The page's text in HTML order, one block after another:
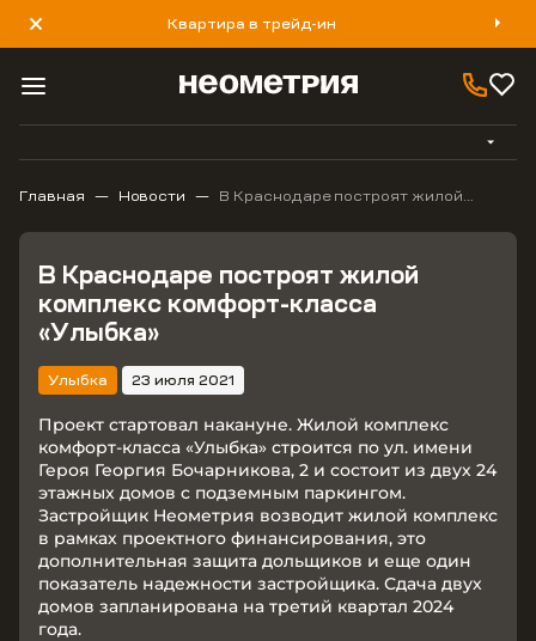
Квартира в трейд-ин
8 800 777 40 93
Главная Новости В Краснодаре построят жилой
Улыбка 23 июля 2021
В Краснодаре построят жилой
комплекс комфорт-класса
«Улыбка»
Проект стартовал накануне. Жилой комплекс
комфорт-класса «Улыбка» строится по ул. имени
Героя Георгия Бочарникова, 2 и состоит из двух 24
этажных домов с подземным паркингом.
Застройщик Неометрия возводит жилой комплекс
в рамках проектного финансирования, это
дополнительная защита дольщиков и еще один
показатель надежности застройщика. Сдача двух
домов запланирована на третий квартал 2024
года.